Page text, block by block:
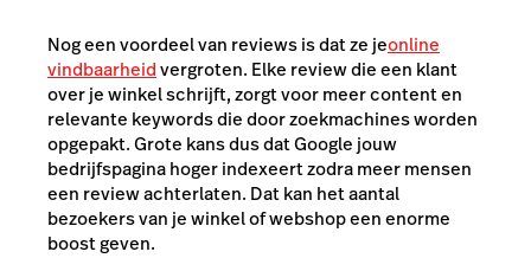
Nog een voordeel van reviews is dat ze jeonline
vindbaarheidvergroten. Elke review die een klant
over je winkel schrijft, zorgt voor meer content en
relevante keywords die door zoekmachines worden
opgepakt. Grote kans dus dat Google jouw
bedrijfspagina hoger indexeert zodra meer mensen
een review achterlaten. Dat kan het aantal
bezoekers van je winkel of webshop een enorme
boost geven.